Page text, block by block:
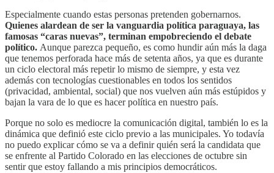
Especialmente cuando estas personas pretenden gobernarnos.
Quienes alardean de ser la vanguardia política paraguaya, las
famosas “caras nuevas”, terminan empobreciendo el debate
político. Aunque parezca pequeño, es como hundir aún más la daga
que tenemos perforada hace más de setenta años, ya que es durante
un ciclo electoral más repetir lo mismo de siempre, y esta vez
además con tecnologías cuestionables en todos los sentidos
(privacidad, ambiental, social) que nos vuelven aún más estúpidos y
bajan la vara de lo que es hacer política en nuestro país.
Porque no solo es mediocre la comunicación digital, también lo es la
dinámica que definió este ciclo previo a las municipales. Yo todavía
no puedo explicar cómo se va a definir quién será la candidata que
se enfrente al Partido Colorado en las elecciones de octubre sin
sentir que estoy fallando a mis principios democráticos.